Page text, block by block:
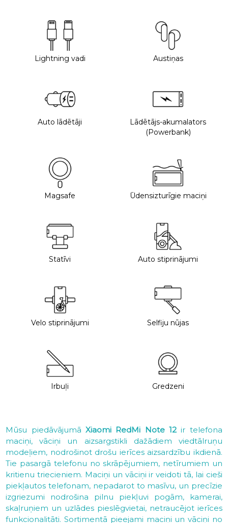
Lightning vadi Austiņas
Auto lādētāji
Lādētājs-akumalators
(Powerbank)
Magsafe Ūdensizturīgie maciņi
Statīvi Auto stiprinājumi
Velo stiprinājumi Selfiju nūjas
Irbuļi Gredzeni
Mūsu piedāvājumā Xiaomi RedMi Note 12 ir telefona
maciņi, vāciņi un aizsargstikli dažādiem viedtālruņu
modeļiem, nodrošinot drošu ierīces aizsardzību ikdienā.
Tie pasargā telefonu no skrāpējumiem, netīrumiem un
kritienu triecieniem. Maciņi un vāciņi ir veidoti tā, lai cieši
piekļautos telefonam, nepadarot to masīvu, un precīzie
izgriezumi nodrošina pilnu piekļuvi pogām, kamerai,
skaļruņiem un uzlādes pieslēgvietai, netraucējot ierīces
funkcionalitāti. Sortimentā pieejami maciņi un vāciņi no